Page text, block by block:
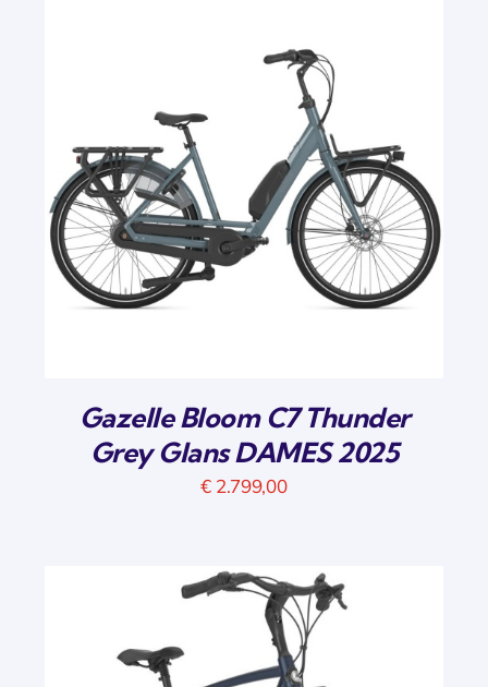
Gazelle Bloom C7 Thunder
Grey Glans DAMES 2025
€ 2.799,00